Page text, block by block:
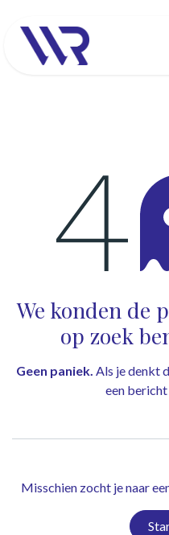
Fout 404
We konden de
op zoek
Geen paniek. Als je denkt
een
Misschien zocht je naar